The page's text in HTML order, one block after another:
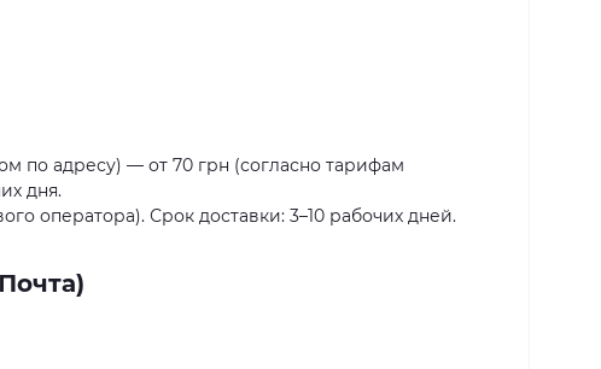
по адресу) — от 70 грн (согласно тарифам
дня.
оператора). Срок доставки: 3–10 рабочих дней.